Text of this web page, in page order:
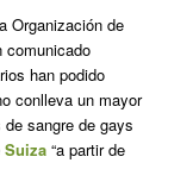
Organización de
comunicado
han podido
conlleva un mayor
sangre de gays
Suiza“a partir de